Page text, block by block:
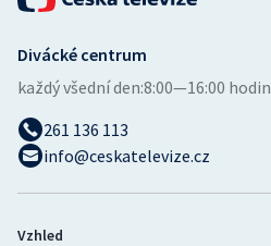
Divácké centrum
každý všední den:8:00—16:00 hodin
261 136 113
info@ceskatelevize.cz
Vzhled